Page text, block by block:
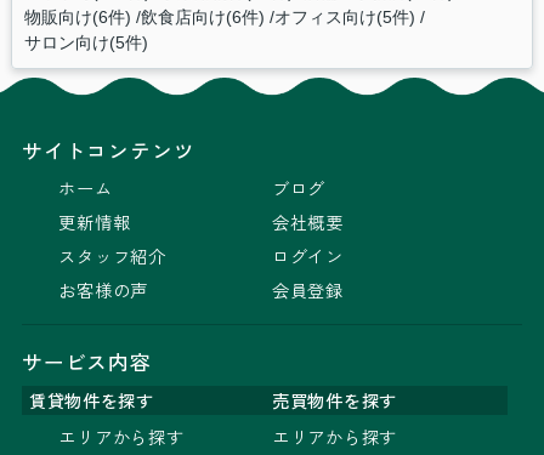
物販向け(6件) 飲食店向け(6件) オフィス向け(5件)
サロン向け(5件)
サイトコンテンツ
ホーム
更新情報
スタッフ紹介
お客様の声
ブログ
会社概要
ログイン
会員登録
サービス内容
賃貸物件を探す
売買物件を探す
エリアから探す
エリアから探す